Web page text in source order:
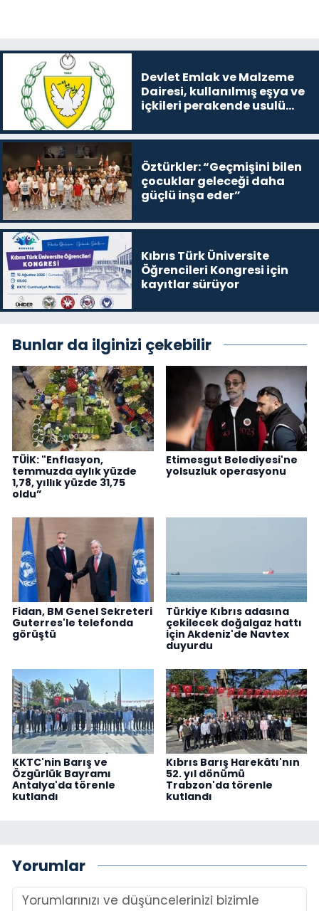
Devlet Emlak ve Malzeme
Dairesi, kullanılmış eşya ve
içkileri perakende usulü
Öztürkler: “Geçmişini bilen
çocuklar geleceği daha
güçlü inşa eder”
Kıbrıs Türk Üniversite
Öğrencileri Kongresi için
kayıtlar sürüyor
Bunlar da ilginizi çekebilir
TÜİK: "Enflasyon,
temmuzda aylık yüzde
1,78, yıllık yüzde 31,75
oldu”
Etimesgut Belediyesi'ne
yolsuzluk operasyonu
Fidan, BM Genel Sekreteri
Guterres'le telefonda
görüştü
Türkiye Kıbrıs adasına
çekilecek doğalgaz hattı
için Akdeniz'de Navtex
duyurdu
KKTC'nin Barış ve
Özgürlük Bayramı
Antalya'da törenle
kutlandı
Kıbrıs Barış Harekâtı'nın
52. yıl dönümü
Trabzon'da törenle
kutlandı
Yorumlar